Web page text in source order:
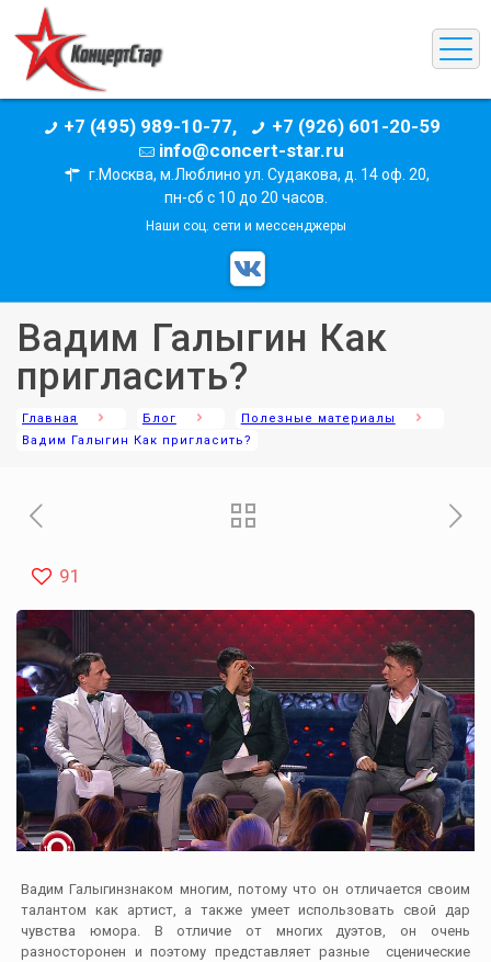
+7 (495) 989-10-77,
+7 (926) 601-20-59
info@concert-star.ru
г.Москва, м.Люблино ул. Судакова, д. 14 оф. 20,
пн-сб с 10 до 20 часов.
Наши соц. сети и мессенджеры
Вадим Галыгин Как
пригласить?
Главная Блог
Полезные материалы
Вадим Галыгин Как пригласить?
91
Вадим Галыгинзнаком многим, потому что он отличается своим
талантом как артист, а также умеет использовать свой дар
чувства юмора. В отличие от многих дуэтов, он очень
разносторонен и поэтому представляет разные сценические